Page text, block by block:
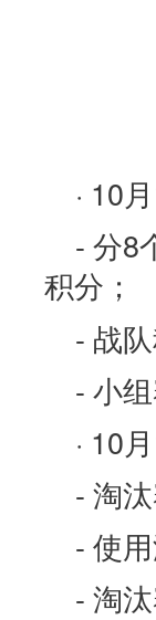
· 10
- 分8
积分；
- 战
- 小
· 10
- 淘
- 使
- 淘